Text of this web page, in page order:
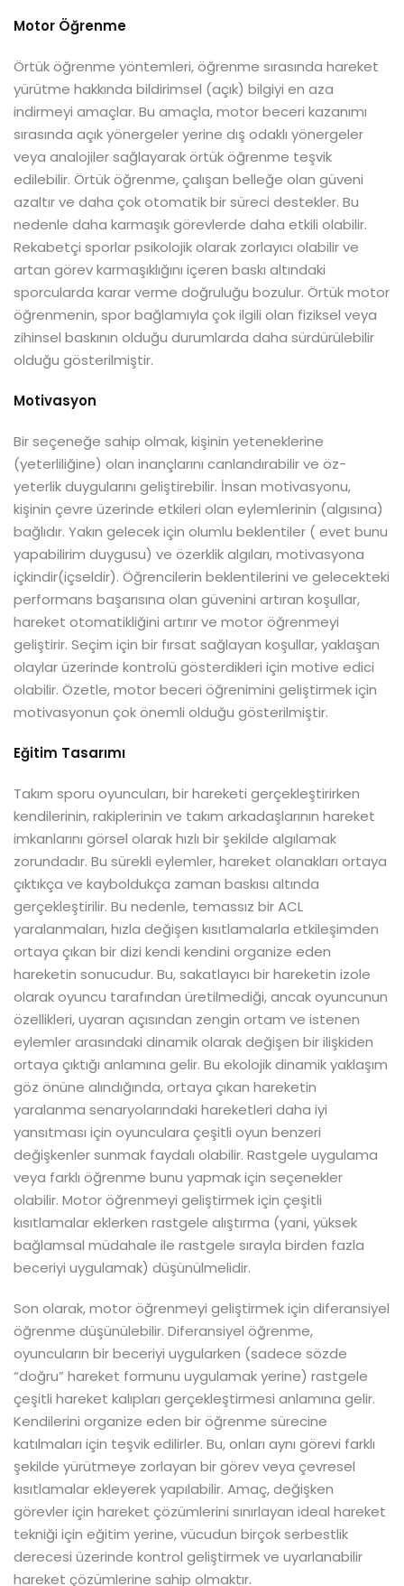
Motor Öğrenme
Örtük öğrenme yöntemleri, öğrenme sırasında hareket
yürütme hakkında bildirimsel (açık) bilgiyi en aza
indirmeyi amaçlar. Bu amaçla, motor beceri kazanımı
sırasında açık yönergeler yerine dış odaklı yönergeler
veya analojiler sağlayarak örtük öğrenme teşvik
edilebilir. Örtük öğrenme, çalışan belleğe olan güveni
azaltır ve daha çok otomatik bir süreci destekler. Bu
nedenle daha karmaşık görevlerde daha etkili olabilir.
Rekabetçi sporlar psikolojik olarak zorlayıcı olabilir ve
artan görev karmaşıklığını içeren baskı altındaki
sporcularda karar verme doğruluğu bozulur. Örtük motor
öğrenmenin, spor bağlamıyla çok ilgili olan fiziksel veya
zihinsel baskının olduğu durumlarda daha sürdürülebilir
olduğu gösterilmiştir.
Motivasyon
Bir seçeneğe sahip olmak, kişinin yeteneklerine
(yeterliliğine) olan inançlarını canlandırabilir ve öz-
yeterlik duygularını geliştirebilir. İnsan motivasyonu,
kişinin çevre üzerinde etkileri olan eylemlerinin (algısına)
bağlıdır. Yakın gelecek için olumlu beklentiler ( evet bunu
yapabilirim duygusu) ve özerklik algıları, motivasyona
içkindir(içseldir). Öğrencilerin beklentilerini ve gelecekteki
performans başarısına olan güvenini artıran koşullar,
hareket otomatikliğini artırır ve motor öğrenmeyi
geliştirir. Seçim için bir fırsat sağlayan koşullar, yaklaşan
olaylar üzerinde kontrolü gösterdikleri için motive edici
olabilir. Özetle, motor beceri öğrenimini geliştirmek için
motivasyonun çok önemli olduğu gösterilmiştir.
Eğitim Tasarımı
Takım sporu oyuncuları, bir hareketi gerçekleştirirken
kendilerinin, rakiplerinin ve takım arkadaşlarının hareket
imkanlarını görsel olarak hızlı bir şekilde algılamak
zorundadır. Bu sürekli eylemler, hareket olanakları ortaya
çıktıkça ve kayboldukça zaman baskısı altında
gerçekleştirilir. Bu nedenle, temassız bir ACL
yaralanmaları, hızla değişen kısıtlamalarla etkileşimden
ortaya çıkan bir dizi kendi kendini organize eden
hareketin sonucudur. Bu, sakatlayıcı bir hareketin izole
olarak oyuncu tarafından üretilmediği, ancak oyuncunun
özellikleri, uyaran açısından zengin ortam ve istenen
eylemler arasındaki dinamik olarak değişen bir ilişkiden
ortaya çıktığı anlamına gelir. Bu ekolojik dinamik yaklaşım
göz önüne alındığında, ortaya çıkan hareketin
yaralanma senaryolarındaki hareketleri daha iyi
yansıtması için oyunculara çeşitli oyun benzeri
değişkenler sunmak faydalı olabilir. Rastgele uygulama
veya farklı öğrenme bunu yapmak için seçenekler
olabilir. Motor öğrenmeyi geliştirmek için çeşitli
kısıtlamalar eklerken rastgele alıştırma (yani, yüksek
bağlamsal müdahale ile rastgele sırayla birden fazla
beceriyi uygulamak) düşünülmelidir.
Son olarak, motor öğrenmeyi geliştirmek için diferansiyel
öğrenme düşünülebilir. Diferansiyel öğrenme,
oyuncuların bir beceriyi uygularken (sadece sözde
“doğru” hareket formunu uygulamak yerine) rastgele
çeşitli hareket kalıpları gerçekleştirmesi anlamına gelir.
Kendilerini organize eden bir öğrenme sürecine
katılmaları için teşvik edilirler. Bu, onları aynı görevi farklı
şekilde yürütmeye zorlayan bir görev veya çevresel
kısıtlamalar ekleyerek yapılabilir. Amaç, değişken
görevler için hareket çözümlerini sınırlayan ideal hareket
tekniği için eğitim yerine, vücudun birçok serbestlik
derecesi üzerinde kontrol geliştirmek ve uyarlanabilir
hareket çözümlerine sahip olmaktır.